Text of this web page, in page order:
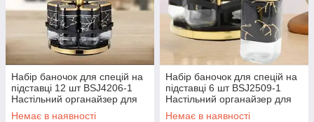
Набір баночок для спецій на
підставці 12 шт BSJ4206-1
Настільний органайзер для
спецій LS-012514
Немає в наявності
Набір баночок для спецій на
підставці 6 шт BSJ2509-1
Настільний органайзер для
спецій LS-012515
Немає в наявності